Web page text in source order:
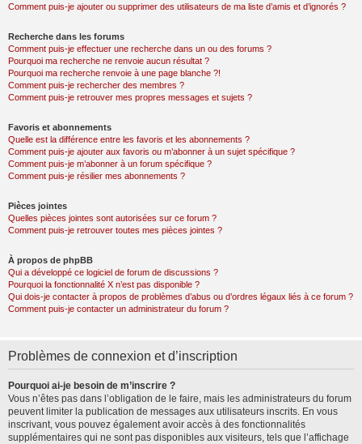
Comment puis-je ajouter ou supprimer des utilisateurs de ma liste d’amis et d’ignorés ?
Recherche dans les forums
Comment puis-je effectuer une recherche dans un ou des forums ?
Pourquoi ma recherche ne renvoie aucun résultat ?
Pourquoi ma recherche renvoie à une page blanche ?!
Comment puis-je rechercher des membres ?
Comment puis-je retrouver mes propres messages et sujets ?
Favoris et abonnements
Quelle est la différence entre les favoris et les abonnements ?
Comment puis-je ajouter aux favoris ou m’abonner à un sujet spécifique ?
Comment puis-je m’abonner à un forum spécifique ?
Comment puis-je résilier mes abonnements ?
Pièces jointes
Quelles pièces jointes sont autorisées sur ce forum ?
Comment puis-je retrouver toutes mes pièces jointes ?
À propos de phpBB
Qui a développé ce logiciel de forum de discussions ?
Pourquoi la fonctionnalité X n’est pas disponible ?
Qui dois-je contacter à propos de problèmes d’abus ou d’ordres légaux liés à ce forum ?
Comment puis-je contacter un administrateur du forum ?
Problèmes de connexion et d’inscription
Pourquoi ai-je besoin de m’inscrire ?
Vous n’êtes pas dans l’obligation de le faire, mais les administrateurs du forum
peuvent limiter la publication de messages aux utilisateurs inscrits. En vous
inscrivant, vous pouvez également avoir accès à des fonctionnalités
supplémentaires qui ne sont pas disponibles aux visiteurs, tels que l’affichage